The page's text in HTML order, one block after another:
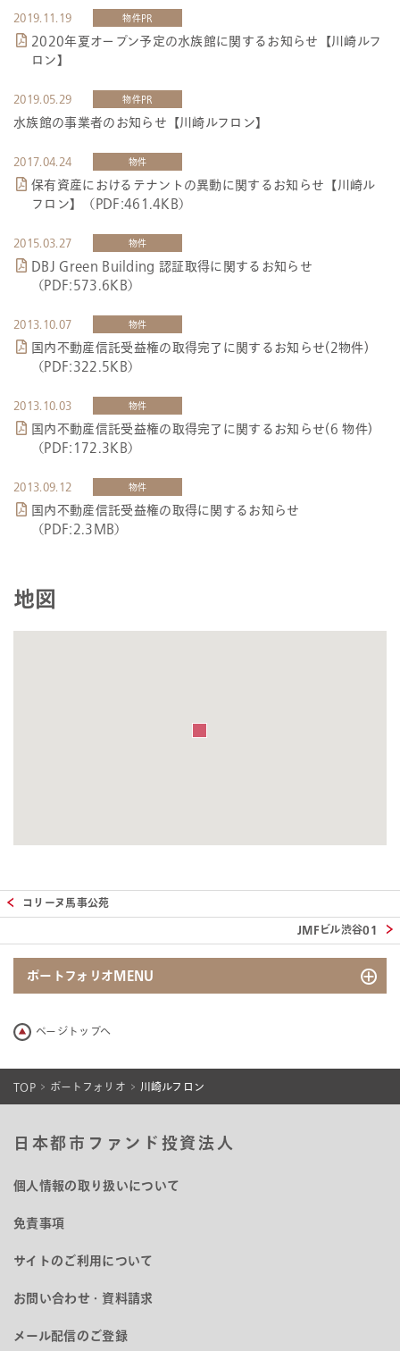
2019.11.19 物件PR
2020年夏オープン予定の水族館に関するお知らせ【川崎ルフ
ロン】
2019.05.29 物件PR
水族館の事業者のお知らせ【川崎ルフロン】
2017.04.24 物件
保有資産におけるテナントの異動に関するお知らせ【川崎ル
フロン】（PDF:461.4KB）
2015.03.27 物件
DBJ Green Building 認証取得に関するお知らせ
（PDF:573.6KB）
2013.10.07 物件
国内不動産信託受益権の取得完了に関するお知らせ(2物件)
（PDF:322.5KB）
2013.10.03 物件
国内不動産信託受益権の取得完了に関するお知らせ(6 物件)
（PDF:172.3KB）
2013.09.12 物件
国内不動産信託受益権の取得に関するお知らせ
（PDF:2.3MB）
地図
コリーヌ馬事公苑
JMFビル渋谷01
ポートフォリオMENU
ポートフォリオデータ
ページトップへ
TOP ポートフォリオ 川崎ルフロン
日本都市ファンド投資法人
個人情報の取り扱いについて
免責事項
サイトのご利用について
お問い合わせ・資料請求
メール配信のご登録